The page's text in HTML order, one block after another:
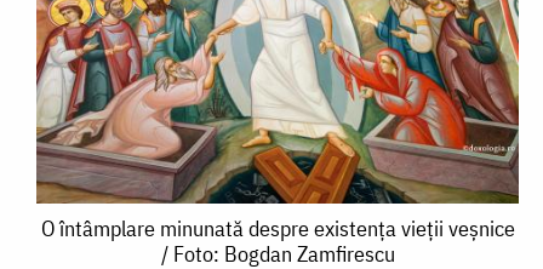
O
O întâmplare minunată despre existența vieții veșnice
/ Foto: Bogdan Zamfirescu